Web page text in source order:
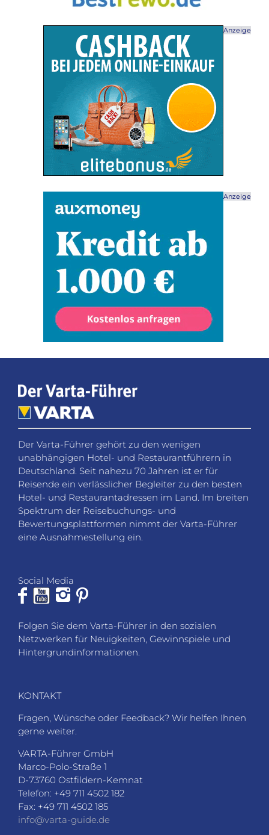
Anzeige
Anzeige
Der Varta-Führer gehört zu den wenigen
unabhängigen Hotel- und Restaurantführern in
Deutschland. Seit nahezu 70 Jahren ist er für
Reisende ein verlässlicher Begleiter zu den besten
Hotel- und Restaurantadressen im Land. Im breiten
Spektrum der Reisebuchungs- und
Bewertungsplattformen nimmt der Varta-Führer
eine Ausnahmestellung ein.
Social Media
Folgen Sie dem Varta-Führer in den sozialen
Netzwerken für Neuigkeiten, Gewinnspiele und
Hintergrundinformationen.
KONTAKT
Fragen, Wünsche oder Feedback? Wir helfen Ihnen
gerne weiter.
VARTA-Führer GmbH
Marco-Polo-Straße 1
D-73760 Ostfildern-Kemnat
Telefon: +49 711 4502 182
Fax: +49 711 4502 185
info@varta-guide.de